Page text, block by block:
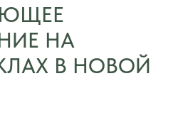
НА
В НОВОЙ